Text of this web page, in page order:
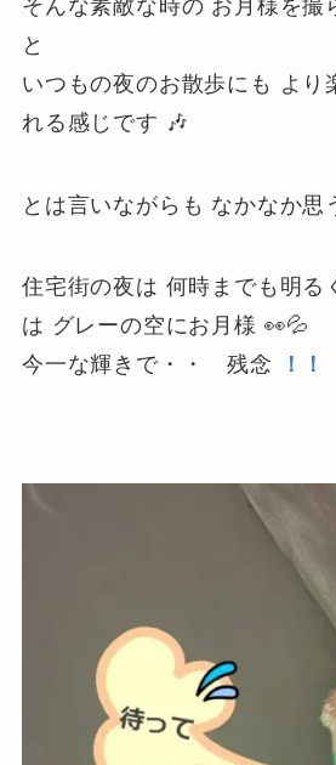
そんな素敵な時の お月様を
と
いつもの夜のお散歩にも より
れる感じです 🎶
とは言いながらも なかなか思
住宅街の夜は 何時までも明る
は グレーの空にお月様 👀💦
今一な輝きで・・ 残念
！！